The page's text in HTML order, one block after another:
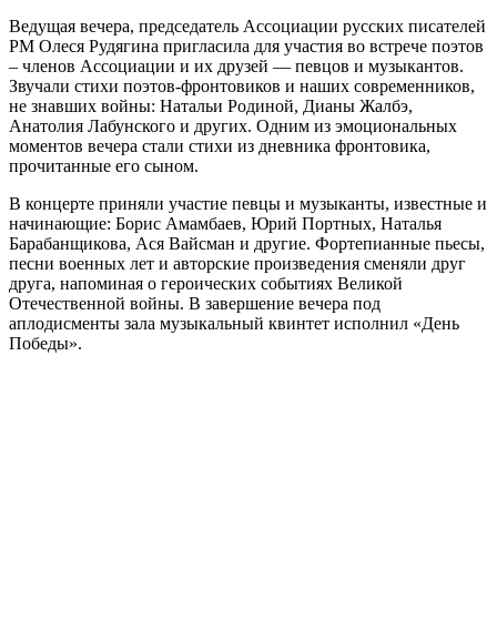
Ведущая вечера, председатель Ассоциации русских писателей
РМ Олеся Рудягина пригласила для участия во встрече поэтов
– членов Ассоциации и их друзей — певцов и музыкантов.
Звучали стихи поэтов-фронтовиков и наших современников,
не знавших войны: Натальи Родиной, Дианы Жалбэ,
Анатолия Лабунского и других. Одним из эмоциональных
моментов вечера стали стихи из дневника фронтовика,
прочитанные его сыном.
В концерте приняли участие певцы и музыканты, известные и
начинающие: Борис Амамбаев, Юрий Портных, Наталья
Барабанщикова, Ася Вайсман и другие. Фортепианные пьесы,
песни военных лет и авторские произведения сменяли друг
друга, напоминая о героических событиях Великой
Отечественной войны. В завершение вечера под
аплодисменты зала музыкальный квинтет исполнил «День
Победы».